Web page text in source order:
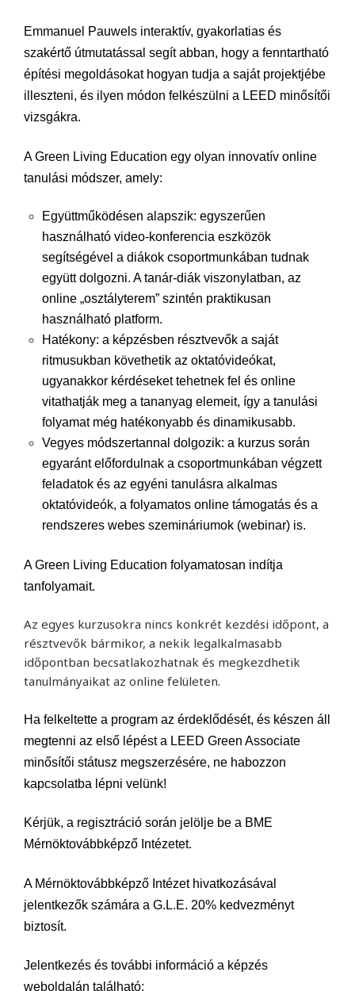
Emmanuel Pauwels interaktív, gyakorlatias és
szakértő útmutatással segít abban, hogy a fenntartható
építési megoldásokat hogyan tudja a saját projektjébe
illeszteni, és ilyen módon felkészülni a LEED minősítői
vizsgákra.
A Green Living Education egy olyan innovatív online
tanulási módszer, amely:
Együttműködésen alapszik: egyszerűen
használható video-konferencia eszközök
segítségével a diákok csoportmunkában tudnak
együtt dolgozni. A tanár-diák viszonylatban, az
online „osztályterem” szintén praktikusan
használható platform.
Hatékony: a képzésben résztvevők a saját
ritmusukban követhetik az oktatóvideókat,
ugyanakkor kérdéseket tehetnek fel és online
vitathatják meg a tananyag elemeit, így a tanulási
folyamat még hatékonyabb és dinamikusabb.
Vegyes módszertannal dolgozik: a kurzus során
egyaránt előfordulnak a csoportmunkában végzett
feladatok és az egyéni tanulásra alkalmas
oktatóvideók, a folyamatos online támogatás és a
rendszeres webes szemináriumok (webinar) is.
A Green Living Education folyamatosan indítja
tanfolyamait.
Az egyes kurzusokra nincs konkrét kezdési időpont, a
résztvevők bármikor, a nekik legalkalmasabb
időpontban becsatlakozhatnak és megkezdhetik
tanulmányaikat az online felületen.
Ha felkeltette a program az érdeklődését, és készen áll
megtenni az első lépést a LEED Green Associate
minősítői státusz megszerzésére, ne habozzon
kapcsolatba lépni velünk!
Kérjük, a regisztráció során jelölje be a BME
Mérnöktovábbképző Intézetet.
A Mérnöktovábbképző Intézet hivatkozásával
jelentkezők számára a G.L.E. 20% kedvezményt
biztosít.
Jelentkezés és további információ a képzés
weboldalán található: